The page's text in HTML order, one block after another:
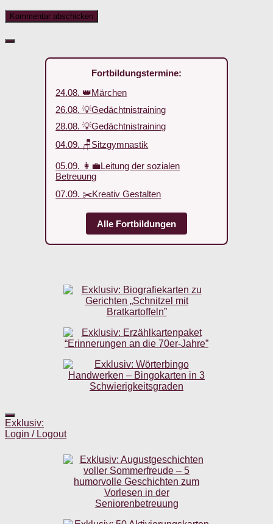
Fortbildungstermine:
24.08. 👑Märchen
26.08. 💡Gedächtnistraining
28.08. 💡Gedächtnistraining
04.09. 🪑Sitzgymnastik
05.09. 👩‍💼Leitung der sozialen
Betreuung
07.09. ✂️Kreativ Gestalten
Alle Fortbildungen
Exklusiv:
Login / Logout